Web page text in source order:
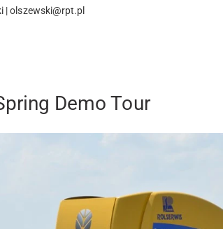
| olszewski@rpt.pl
Demo Tour